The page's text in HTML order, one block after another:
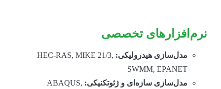
تخصصی
مدل‌سازی هیدرولیکی: HEC-RAS, MIKE 21/3,
SWMM, EPANET
مدل‌سازی سازه‌ای و ژئوتکنیکی: ABAQUS,